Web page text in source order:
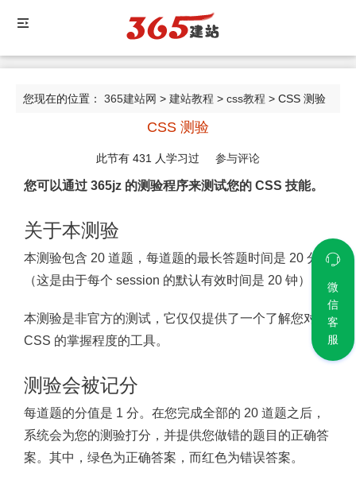
您现在的位置： 365建站网 > 建站教程 > css教程 > CSS 测验
CSS 测验
此节有 431 人学习过 参与评论
您可以通过 365jz 的测验程序来测试您的 CSS 技能。
关于本测验
本测验包含 20 道题，每道题的最长答题时间是 20 分钟
（这是由于每个 session 的默认有效时间是 20 钟）。
本测验是非官方的测试，它仅仅提供了一个了解您对
CSS 的掌握程度的工具。
测验会被记分
每道题的分值是 1 分。在您完成全部的 20 道题之后，
系统会为您的测验打分，并提供您做错的题目的正确答
案。其中，绿色为正确答案，而红色为错误答案。
微
信
客
服